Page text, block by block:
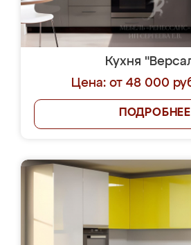
Кухня
Цена: от 48 000
ПОДРОБНЕЕ